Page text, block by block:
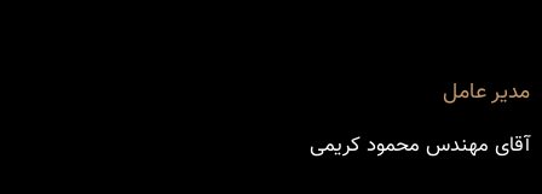
مدیر عامل
آقای مهندس محمود کریمی